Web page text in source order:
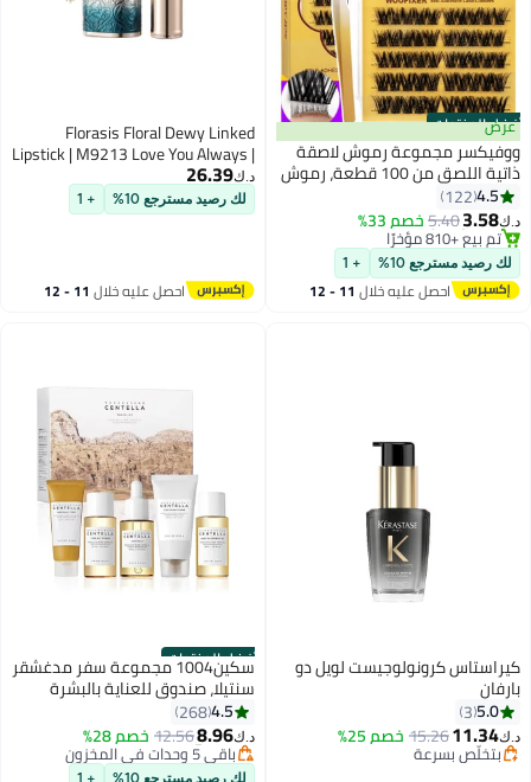
أفضل المنتجات
عرض
ووفيكسر مجموعة رموش لاصقة
ذاتية اللصق من 100 قطعة، رموش
صناعية على شكل حرف D، رموش
صناعية لاصقة مسبقًا بملاقط
للمبتدئين، مجموعة تمديد الرموش
بدون غراء من 10 إلى 16 مم، لا
حاجة إلى غراء، لا مزيل، لا بقايا
4.5
122
د.ك‏3.58
5.40خصم 33%
#1 في الرموش الصناعية
أقل سعر في 30 يوم
بتخلّص بسرعة
تم بيع +810 مؤخرًا
لك رصيد مسترجع 10% + 1
احصل عليه خلال 11 - 12
Florasis Floral Dewy Linked
Lipstick | M9213 Love You Always |
3.8 grams
د.ك‏26.39
لك رصيد مسترجع 10% + 1
احصل عليه خلال 11 - 12
كيراستاس كرونولوجيست لويل دو
بارفان
5.0
3
د.ك‏11.34
15.26خصم 25%
بتخلّص بسرعة
بتخلّص بسرعة
أفضل المنتجاتسكين1004 مجموعة سفر مدغشقر
سنتيلا، صندوق للعناية بالبشرة
الأساسية، حجم صغير، مهدئ
ومهدئ
4.5
268
د.ك‏8.96
12.56خصم 28%
#1 في
باقي 5 وحدات في المخزون
لك رصيد مسترجع 10% + 1